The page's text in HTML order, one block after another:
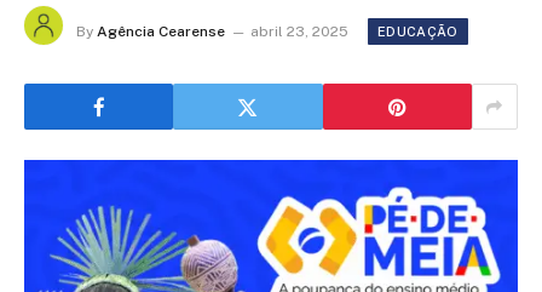
By Agência Cearense abril 23, 2025 EDUCAÇÃO